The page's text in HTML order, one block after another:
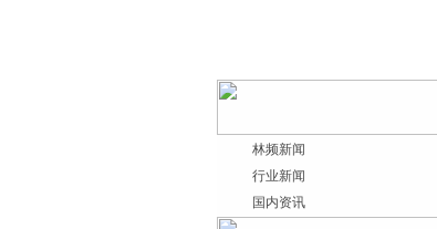
林频新闻
行业新闻
国内资讯